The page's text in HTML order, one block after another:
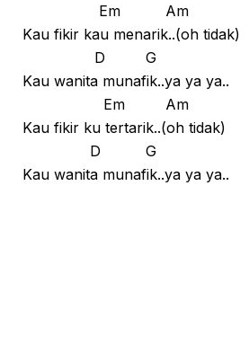
Em Am
Kau fikir kau menarik..(oh tidak)
D G
Kau wanita munafik..ya ya ya..
Em Am
Kau fikir ku tertarik..(oh tidak)
D G
Kau wanita munafik..ya ya ya..